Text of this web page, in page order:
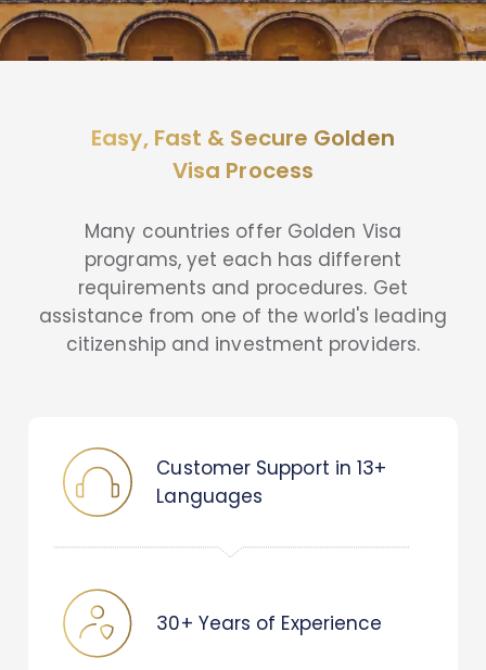
Easy, Fast & Secure Golden
Visa Process
Many countries offer Golden Visa
programs, yet each has different
requirements and procedures. Get
assistance from one of the world's leading
citizenship and investment providers.
Customer Support in 13+
Languages
30+ Years of Experience